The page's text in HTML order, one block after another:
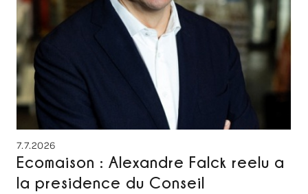
7.7.2026
Ecomaison : Alexandre Falck reelu a
la presidence du Conseil